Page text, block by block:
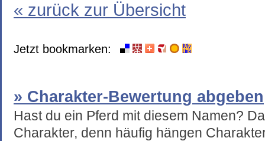
« zurück zur Übersicht
Jetzt bookmarken:
» Charakter-Bewertung abgeben
Hast du ein Pferd mit diesem Namen?
Charakter, denn häufig hängen